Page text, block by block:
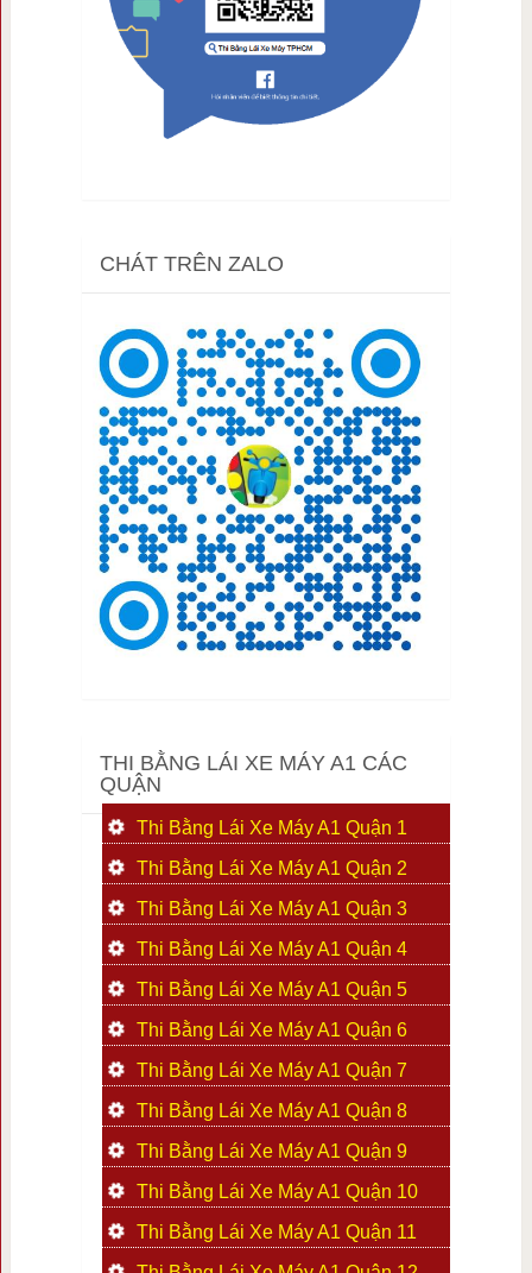
CHÁT TRÊN ZALO
THI BẰNG LÁI XE MÁY A1 CÁC
QUẬN
Thi Bằng Lái Xe Máy A1 Quận 1
Thi Bằng Lái Xe Máy A1 Quận 2
Thi Bằng Lái Xe Máy A1 Quận 3
Thi Bằng Lái Xe Máy A1 Quận 4
Thi Bằng Lái Xe Máy A1 Quận 5
Thi Bằng Lái Xe Máy A1 Quận 6
Thi Bằng Lái Xe Máy A1 Quận 7
Thi Bằng Lái Xe Máy A1 Quận 8
Thi Bằng Lái Xe Máy A1 Quận 9
Thi Bằng Lái Xe Máy A1 Quận 10
Thi Bằng Lái Xe Máy A1 Quận 11